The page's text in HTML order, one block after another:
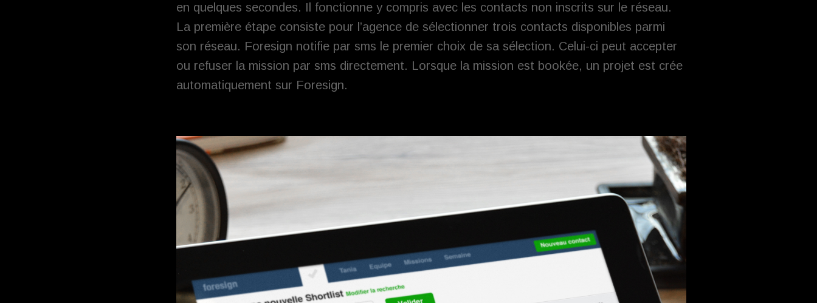
en quelques secondes. Il fonctionne y compris avec les contacts non inscrits sur le réseau.
La première étape consiste pour l’agence de sélectionner trois contacts disponibles parmi
son réseau. Foresign notifie par sms le premier choix de sa sélection. Celui-ci peut accepter
ou refuser la mission par sms directement. Lorsque la mission est bookée, un projet est crée
automatiquement sur Foresign.